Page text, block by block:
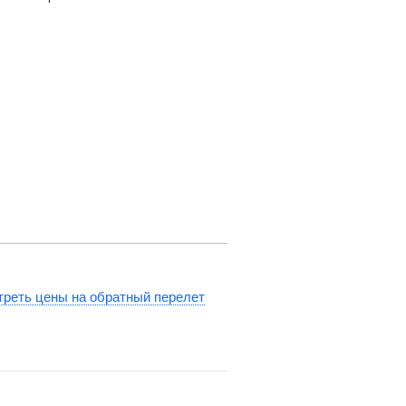
цены на обратный перелет